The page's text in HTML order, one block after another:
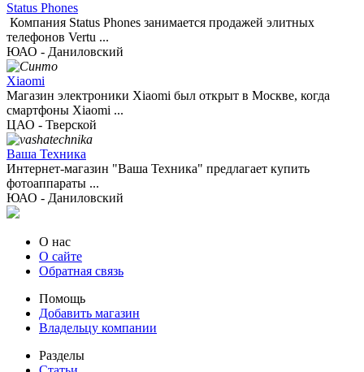
Status Phones
Компания Status Phones занимается продажей элитных
телефонов Vertu ...
ЮАО - Даниловский
Xiaomi
Магазин электроники Xiaomi был открыт в Москве, когда
смартфоны Xiaomi ...
ЦАО - Тверской
Ваша Техника
Интернет-магазин "Ваша Техника" предлагает купить
фотоаппараты ...
ЮАО - Даниловский
О нас
О сайте
Обратная связь
Помощь
Добавить магазин
Владельцу компании
Разделы